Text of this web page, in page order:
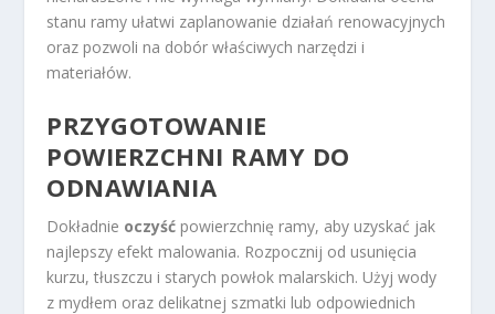
stanu ramy ułatwi zaplanowanie działań renowacyjnych
oraz pozwoli na dobór właściwych narzędzi i
materiałów.
PRZYGOTOWANIE
POWIERZCHNI RAMY DO
ODNAWIANIA
Dokładnie oczyść powierzchnię ramy, aby uzyskać jak
najlepszy efekt malowania. Rozpocznij od usunięcia
kurzu, tłuszczu i starych powłok malarskich. Użyj wody
z mydłem oraz delikatnej szmatki lub odpowiednich